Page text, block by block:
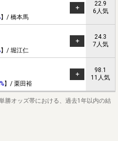
】/ 橋本馬
22.9
6人気
】/ 堀江仁
24.3
7人気
】/ 栗田裕
98.1
11人気
勝オッズ帯における、過去1年以内の結